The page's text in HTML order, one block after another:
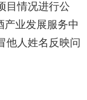
目情况进行公
产业发展服务中
他人姓名反映问